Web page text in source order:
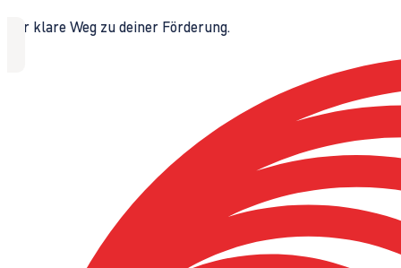
Der klare Weg zu deiner Förderung.